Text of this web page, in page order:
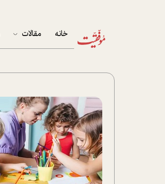
خانه مقالات
پرونده ویژه
زندگی
نوجوان
کار